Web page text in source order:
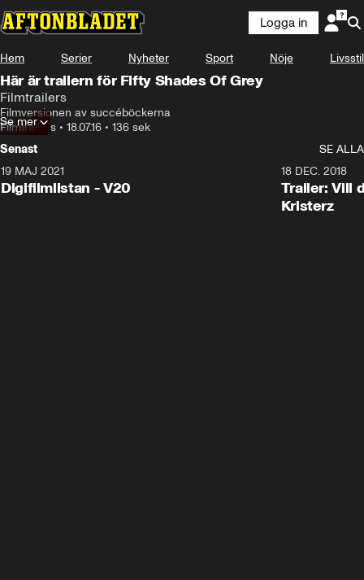
Logga in
Hem Serier Nyheter Sport Nöje Livsstil
Här är trailern för Fifty Shades Of Grey
Filmtrailers
Filmversionen av succéböckerna
Filmtrailers • 18.07.16 • 136 sek
Se mer
Senast
SE ALLA
19 MAJ 2021
Digifilmlistan - V20
18 DEC. 2018
Trailer: Vill
Kristerz